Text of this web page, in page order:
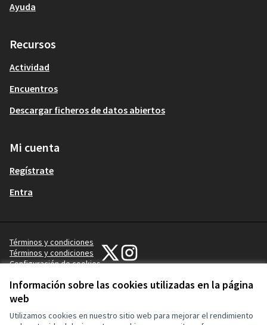
Información sobre las cookies utilizadas en la página
web
Utilizamos cookies en nuestro sitio web para mejorar el rendimiento
Ayuda
Recursos
Actividad
Encuentros
Descargar ficheros de datos abiertos
Mi cuenta
Regístrate
Entra
Términos y condiciones
Términos y condiciones
Configuración de cookies
Participa Gijón en X
(Enlace externo)
Participa Gijón en Instagram
(Enlace externo)